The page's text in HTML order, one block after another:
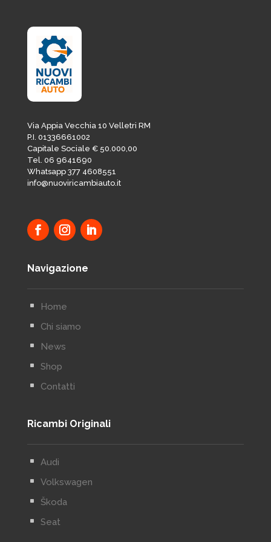
Via Appia Vecchia 10 Velletri RM
P.I. 01336661002
Capitale Sociale € 50.000,00
Tel. 06 9641690
Whatsapp 377 4608551
info@nuoviricambiauto.it
Navigazione
^ Home
^ Chi siamo
^ News
^ Shop
^ Contatti
Ricambi Originali
^ Audi
^ Volkswagen
^ Škoda
^ Seat